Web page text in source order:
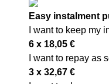
Easy instalment
I want to keep my
6 x 18,05 €
I want to repay as
3 x 32,67 €